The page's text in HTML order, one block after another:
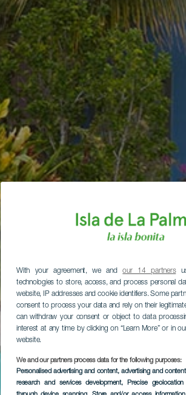
With your agreement, we andour 14 partners
technologies to store, access, and process personal
website, IP addresses and cookie identifiers. Some
consent to process your data and rely on their
can withdraw your consent or object to data
interest at any time by clicking on “Learn More” or in
website.
We and our partners process data for the following purposes:
Personalised advertising and content, advertising and
research and services development, Precise